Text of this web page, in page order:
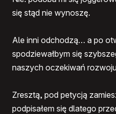
się stąd nie wynoszę.
Ale inni odchodzą… a po
spodziewałbym się
naszych oczekiwań
Zresztą, pod petycją
podpisałem się dlatego